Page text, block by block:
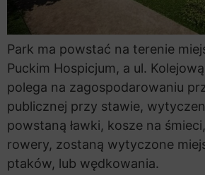
Park ma powstać na terenie
Puckim Hospicjum, a ul.
polega na zagospodarowaniu
publicznej przy stawie,
powstaną ławki, kosze na
rowery, zostaną wytyczone
ptaków, lub wędkowania.